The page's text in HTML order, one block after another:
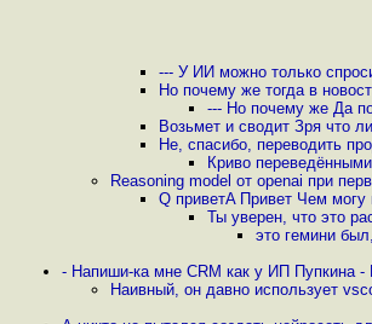
--- У ИИ можно только
Но почему же тогда в
--- Но почему же Да
Возьмет и сводит Зря что
Не, спасибо, переводить
Криво
Reasoning model от openai при
Q приветA Привет Чем могу
Ты уверен, что это
это гемини
- Напиши-ка мне CRM как у ИП Пупкина -
Наивный, он давно использует